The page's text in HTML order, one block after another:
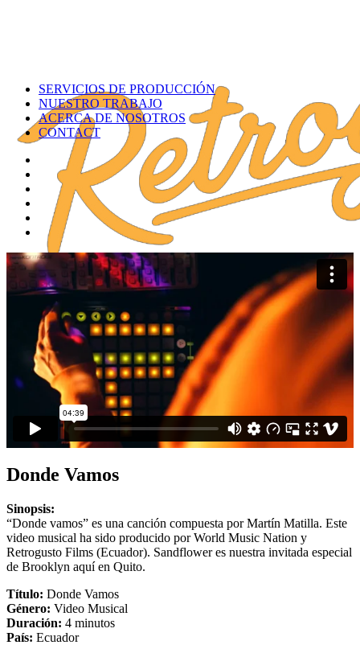
SERVICIOS DE PRODUCCIÓN
NUESTRO TRABAJO
ACERCA DE NOSOTROS
CONTACT
Donde Vamos
Sinopsis:
“Donde vamos” es una canción compuesta por Martín Matilla. Este
video musical ha sido producido por World Music Nation y
Retrogusto Films (Ecuador). Sandflower es nuestra invitada especial
de Brooklyn aquí en Quito.
Título: Donde Vamos
Género: Video Musical
Duración: 4 minutos
País: Ecuador